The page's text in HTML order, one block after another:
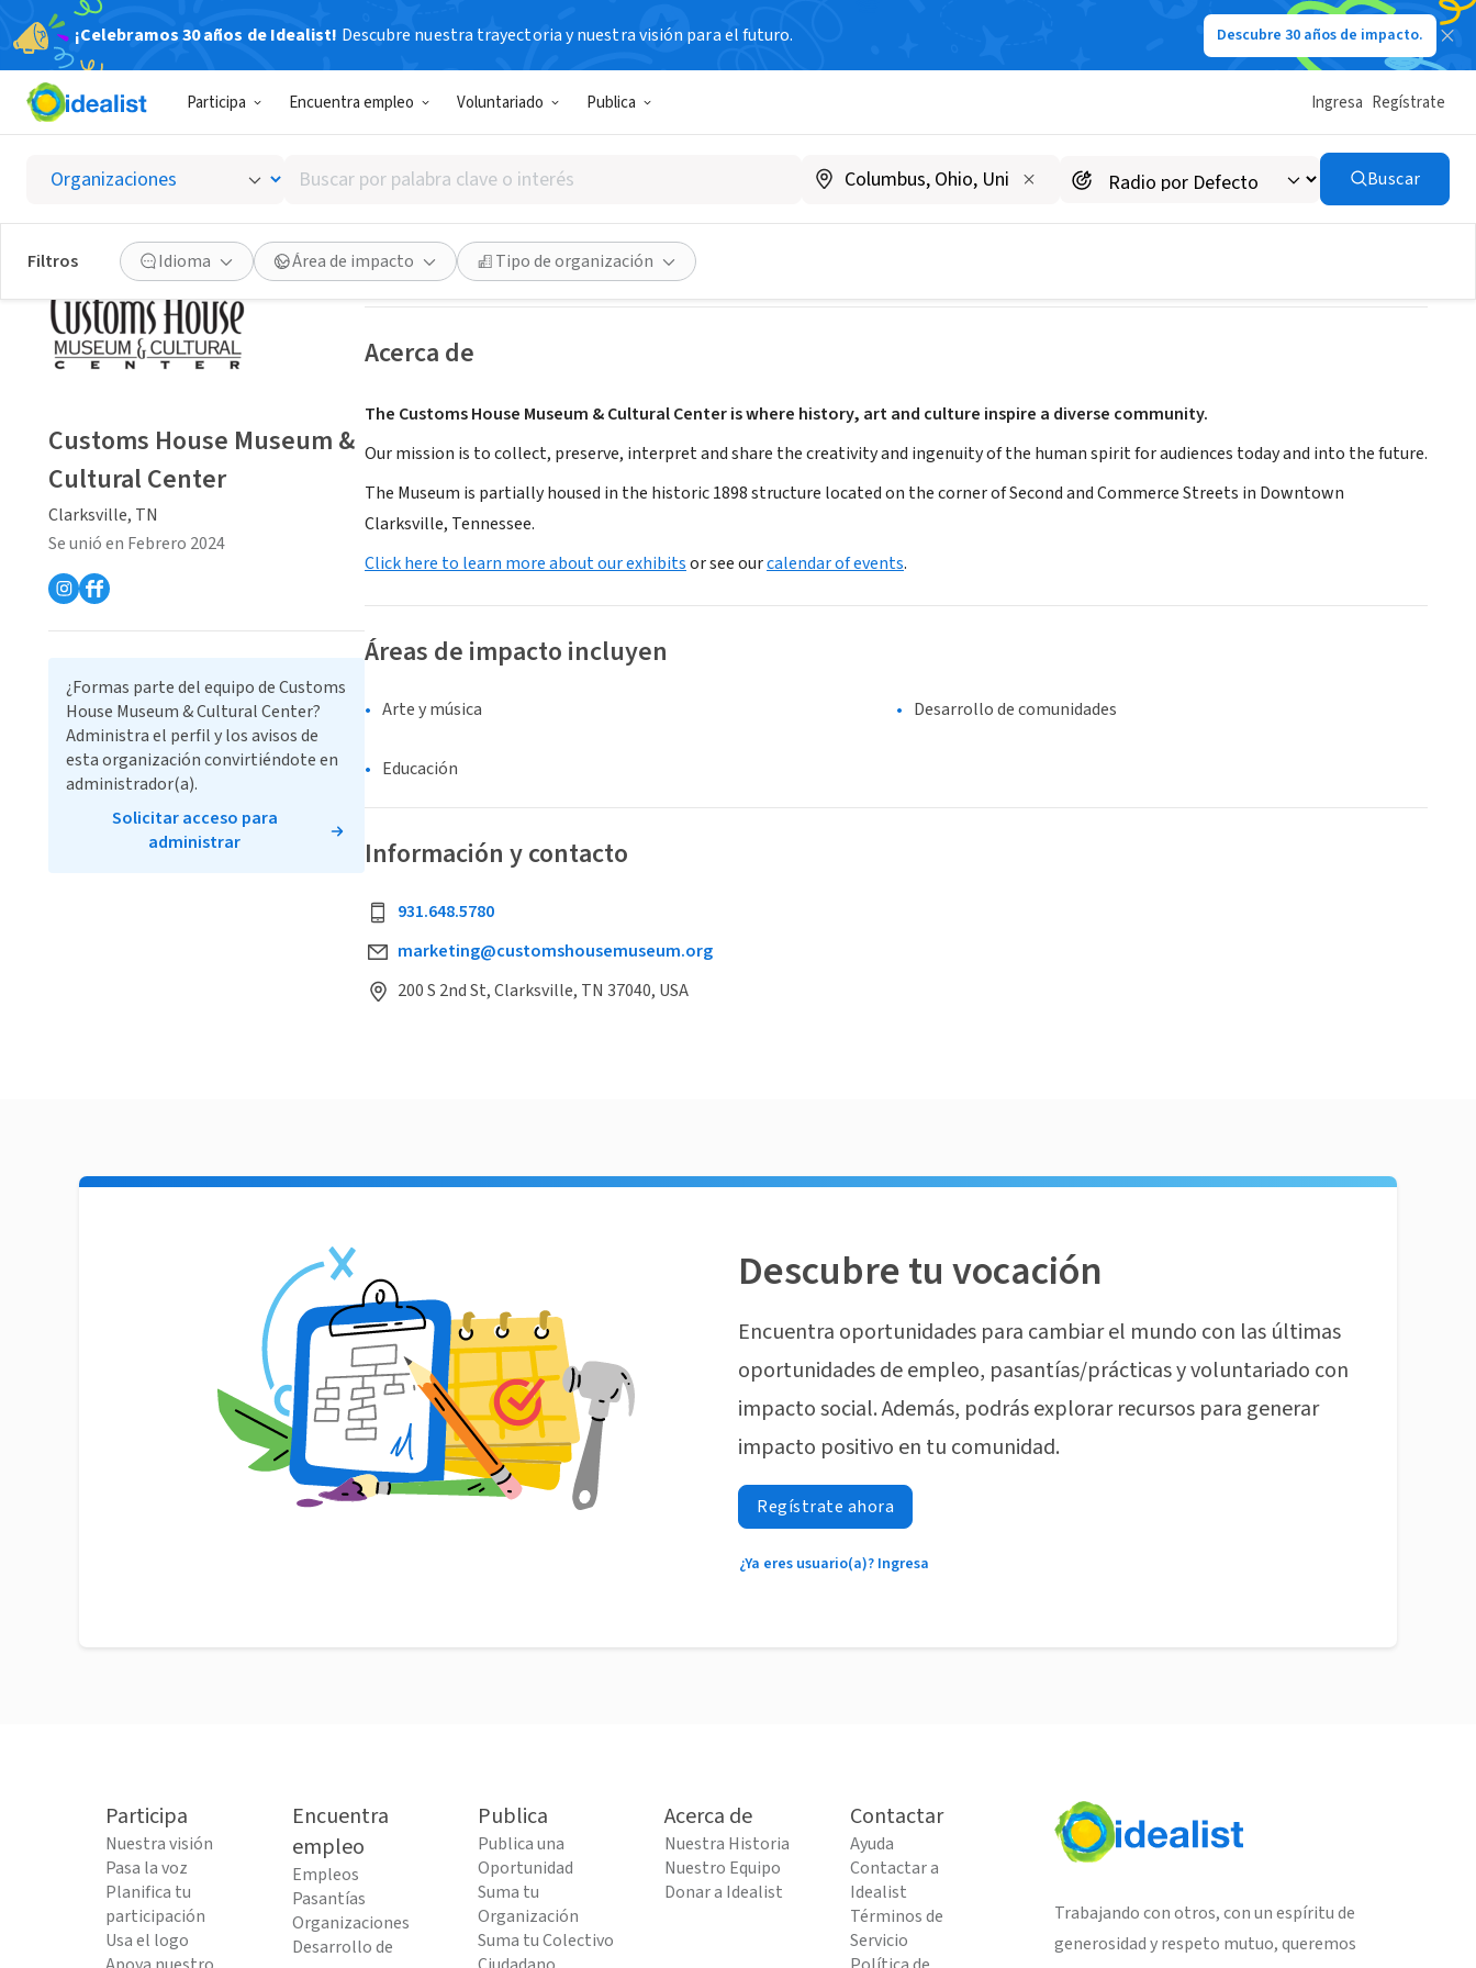
¡Celebramos 30 años de Idealist! Descubre nuestra trayectoria y nuestra visión para el futuro. Descubre 30 años de impacto.
Participa Encuentra empleo Voluntariado Publica Ingresa Regístrate
Buscar
por
palabra
clave
o
interés
Buscar
Filtros Idioma Área de impacto Tipo de organización
Customs House Museum & Cultural Center
Clarksville, TN|customshousemuseum.org customshousemuseum.org/about/employment
Guardar Compartir
Acerca de
The Customs House Museum & Cultural Center is where history, art and culture inspire a diverse community.
Our mission is to collect, preserve, interpret and share the creativity and ingenuity of the human spirit for audiences today and into the future.
The Museum is partially housed in the historic 1898 structure located on the corner of Second and Commerce Streets in Downtown
Clarksville, Tennessee.
Click here to learn more about our exhibitsor see ourcalendar of events.
Áreas de impacto incluyen
Arte y música Desarrollo de comunidades
Educación
Información y contacto
931.648.5780
marketing@customshousemuseum.org
200 S 2nd St, Clarksville, TN 37040, USA
Customs House Museum &
Cultural Center
Clarksville, TN
Se unió en Febrero 2024
¿Formas parte del equipo de Customs
House Museum & Cultural Center?
Administra el perfil y los avisos de
esta organización convirtiéndote en
administrador(a).
Solicitar acceso para
administrar
Descubre tu vocación
Encuentra oportunidades para cambiar el mundo con las últimas
oportunidades de empleo, pasantías/prácticas y voluntariado con
impacto social. Además, podrás explorar recursos para generar
impacto positivo en tu comunidad.
Regístrate ahora
¿Ya eres usuario(a)? Ingresa
Participa
Nuestra visión
Pasa la voz
Planifica tu
participación
Usa el logo
Encuentra
empleo
Empleos
Pasantías
Organizaciones
Desarrollo de
Publica
Publica una
Oportunidad
Suma tu
Organización
Suma tu Colectivo
Acerca de
Nuestra Historia
Nuestro Equipo
Donar a Idealist
Contactar
Ayuda
Contactar a
Idealist
Términos de
Servicio
Trabajando con otros, con un espíritu de
generosidad y respeto mutuo, queremos